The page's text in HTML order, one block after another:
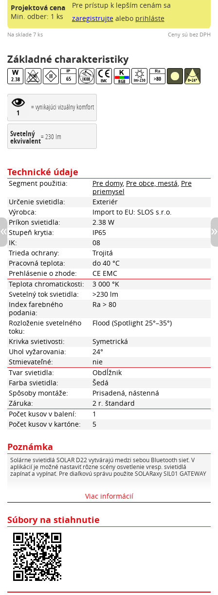
Projektová cena
Min. odber: 1 ks
Pre prístup k lepším cenám sa
zaregistrujtealebo prihláste
Na sklade 7 ks Ceny sú bez DPH
Základné charakteristiky
2.38 65 IK08 EMC RGB lm>230 >80 θ=24°
1
= vynikajúci vizuálny komfort
Svetelný
ekvivalent= 230 lm
Technické údaje
Segment použitia: Pre domy, Pre obce, mestá, Pre
priemysel
Určenie svietidla:
Exteriér
Výrobca:
Import to EU: SLOS s.r.o.
Príkon svietidla:
2.38 W
Stupeň krytia:
IP65
IK:
08
Trieda ochrany:
Trojitá
Pracovná teplota:
do 40 °C
Prehlásenie o zhode:
CE EMC
Teplota chromatickosti:
3 000 °K
Svetelný tok svietidla:
>230 lm
Index farebného
podania:
Ra > 80
Rozloženie svetelného
toku:
Flood (Spotlight 25°–35°)
Krivka svietivosti:
Symetrická
Uhol vyžarovania:
24°
Stmievateľné:
nie
Tvar svietidla:
Obdĺžnik
Farba svietidla:
Šedá
Spôsoby montáže:
Prisadená, nástenná
Záruka:
2 r. štandard
Počet kusov v balení:
1
Počet kusov v kartóne:
5
Poznámka
Solárne svietidlá SOLAR D22 vytvárajú medzi sebou Bluetooth sieť. V
aplikácií je možné nastaviť rôzne scény osvetlenie vresp. svietidlá
zapínať a vypínať. Pre diaľkovú správu použite SOLARaxy SIL01 GATEWAY
Viac informácií
Súbory na stiahnutie